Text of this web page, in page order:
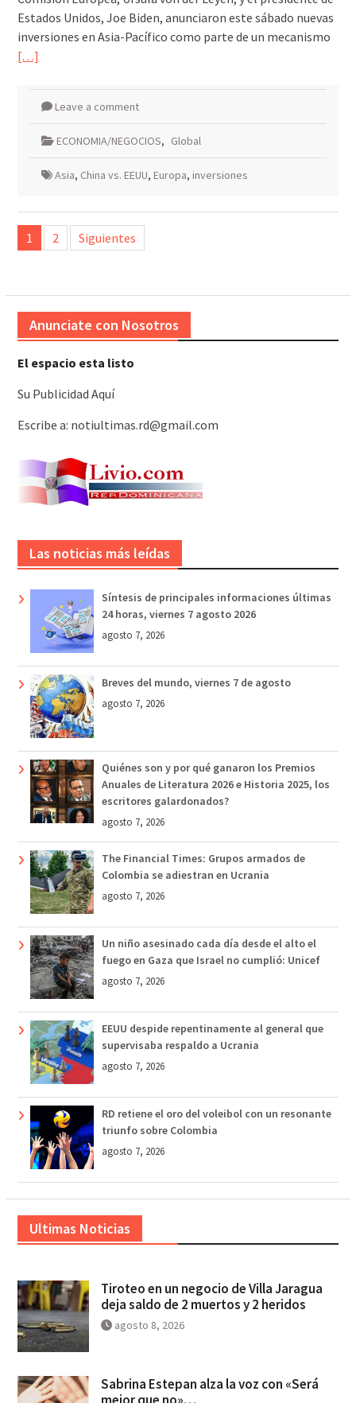
Estados Unidos, Joe Biden, anunciaron este sábado nuevas
inversiones en Asia-Pacífico como parte de un mecanismo
[…]
Leave a comment
ECONOMIA/NEGOCIOS, Global
Asia, China vs. EEUU, Europa, inversiones
Paginación
de
1 2 Siguientes
Anunciate con Nosotros
El espacio esta listo
Su Publicidad Aquí
Escribe a: notiultimas.rd@gmail.com
Las noticias más leídas
Síntesis de principales informaciones últimas
24 horas, viernes 7 agosto 2026
agosto 7, 2026
Breves del mundo, viernes 7 de agosto
agosto 7, 2026
Quiénes son y por qué ganaron los Premios
Anuales de Literatura 2026 e Historia 2025, los
escritores galardonados?
agosto 7, 2026
The Financial Times: Grupos armados de
Colombia se adiestran en Ucrania
agosto 7, 2026
Un niño asesinado cada día desde el alto el
fuego en Gaza que Israel no cumplió: Unicef
agosto 7, 2026
EEUU despide repentinamente al general que
supervisaba respaldo a Ucrania
agosto 7, 2026
RD retiene el oro del voleibol con un resonante
triunfo sobre Colombia
agosto 7, 2026
Ultimas Noticias
Tiroteo en un negocio de Villa Jaragua
deja saldo de 2 muertos y 2 heridos
agosto 8, 2026
Sabrina Estepan alza la voz con «Será